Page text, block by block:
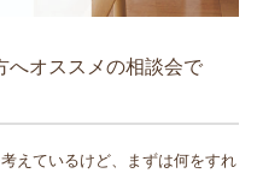
へオススメの相談会で
えているけど、まずは何をすれ